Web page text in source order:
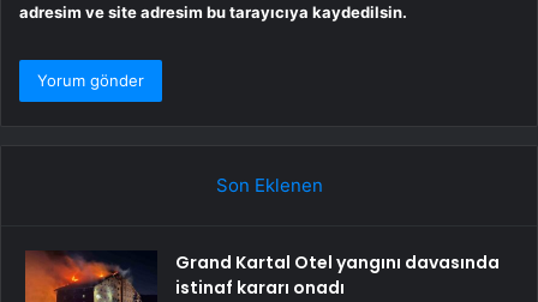
adresim ve site adresim bu tarayıcıya kaydedilsin.
Son Eklenen
Grand Kartal Otel yangını davasında
istinaf kararı onadı